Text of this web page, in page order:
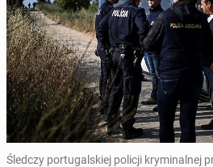
Śledczy portugalskiej policji kryminalnej